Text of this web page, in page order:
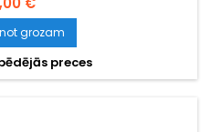
grozam
preces